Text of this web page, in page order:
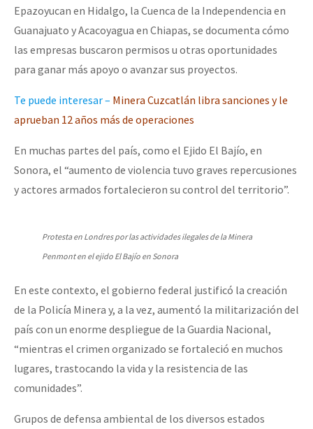
Epazoyucan en Hidalgo, la Cuenca de la Independencia en
Guanajuato y Acacoyagua en Chiapas, se documenta cómo
las empresas buscaron permisos u otras oportunidades
para ganar más apoyo o avanzar sus proyectos.
Te puede interesar – Minera Cuzcatlán libra sanciones y le
aprueban 12 años más de operaciones
En muchas partes del país, como el Ejido El Bajío, en
Sonora, el “aumento de violencia tuvo graves repercusiones
y actores armados fortalecieron su control del territorio”.
Protesta en Londres por las actividades ilegales de la Minera
Penmont en el ejido El Bajío en Sonora
En este contexto, el gobierno federal justificó la creación
de la Policía Minera y, a la vez, aumentó la militarización del
país con un enorme despliegue de la Guardia Nacional,
“mientras el crimen organizado se fortaleció en muchos
lugares, trastocando la vida y la resistencia de las
comunidades”.
Grupos de defensa ambiental de los diversos estados